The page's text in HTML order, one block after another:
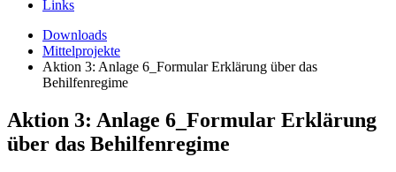
Links
Downloads
Mittelprojekte
Aktion 3: Anlage 6_Formular Erklärung über das
Behilfenregime
Aktion 3: Anlage 6_Formular Erklärung
über das Behilfenregime